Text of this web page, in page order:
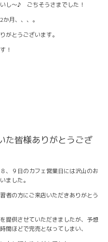
し～♪ ごちそうさまでした！
月、、、。
がとうございます。
！
た皆様ありがとうござ
、９日のカフェ営業日には沢山のお
ました。
者の方にご来店いただきありがとう
提供させていただきましたが、予想
間ほどで完売となってしまい、